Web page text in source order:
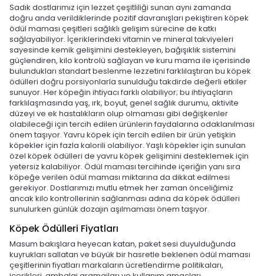
Sadık dostlarımız için lezzet çeşitliliği sunan aynı zamanda
doğru anda verildiklerinde pozitif davranışları pekiştiren köpek
ödül maması çeşitleri sağlıklı gelişim sürecine de katkı
sağlayabiliyor. İçeriklerindeki vitamin ve mineral takviyeleri
sayesinde kemik gelişimini destekleyen, bağışıklık sistemini
güçlendiren, kilo kontrolü sağlayan ve kuru mama ile içerisinde
bulundukları standart beslenme lezzetini farklılaştıran bu köpek
ödülleri doğru porsiyonlarla sunulduğu takdirde değerli etkiler
sunuyor. Her köpeğin ihtiyacı farklı olabiliyor; bu ihtiyaçların
farklılaşmasında yaş, ırk, boyut, genel sağlık durumu, aktivite
düzeyi ve ek hastalıkların olup olmaması gibi değişkenler
olabileceği için tercih edilen ürünlerin faydalarına odaklanılması
önem taşıyor. Yavru köpek için tercih edilen bir ürün yetişkin
köpekler için fazla kalorili olabiliyor. Yaşlı köpekler için sunulan
özel köpek ödülleri de yavru köpek gelişimini desteklemek için
yetersiz kalabiliyor. Ödül maması tercihinde içeriğin yanı sıra
köpeğe verilen ödül maması miktarına da dikkat edilmesi
gerekiyor. Dostlarımızı mutlu etmek her zaman önceliğimiz
ancak kilo kontrollerinin sağlanması adına da köpek ödülleri
sunulurken günlük dozajın aşılmaması önem taşıyor.
Köpek Ödülleri Fiyatları
Masum bakışlara heyecan katan, paket sesi duyulduğunda
kuyrukları sallatan ve büyük bir hasretle beklenen ödül maması
çeşitlerinin fiyatları markaların ücretlendirme politikaları,